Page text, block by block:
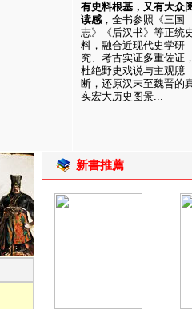
有史料根基，又有大众
读感 ，全书参照《三国
志》《后汉书》等正统
料，融合近现代史学研
究、考古实证多重佐证
杜绝野史戏说与主观臆
断，还原汉末至魏晋的
实宏大历史图景...
新書推薦